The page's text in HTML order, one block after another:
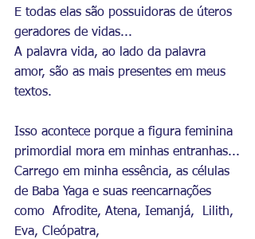
E todas elas são possuidoras de úteros
geradores de vidas...
A palavra vida, ao lado da palavra
amor, são as mais presentes em meus
textos.
Isso acontece porque a figura feminina
primordial mora em minhas entranhas...
Carrego em minha essência, as células
de Baba Yaga e suas reencarnações
como  Afrodite, Atena, Iemanjá,  Lilith,
Eva, Cleópatra,